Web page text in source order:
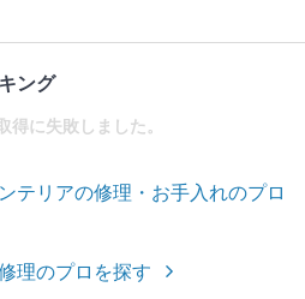
ング
得に失敗しました。
テリアの修理・お手入れのプロ
理のプロを探す